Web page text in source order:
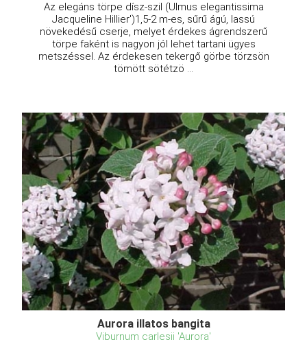
Az elegáns törpe dísz-szil (Ulmus elegantissima
Jacqueline Hillier')1,5-2 m-es, sűrű ágú, lassú
növekedésű cserje, melyet érdekes ágrendszerű
törpe faként is nagyon jól lehet tartani ügyes
metszéssel. Az érdekesen tekergő görbe törzsön
tömött sötétzö ...
Aurora illatos bangita
Viburnum carlesii 'Aurora'